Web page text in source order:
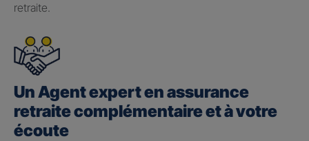
retraite.
Un Agent expert en assurance
retraite complémentaire et à votre
écoute